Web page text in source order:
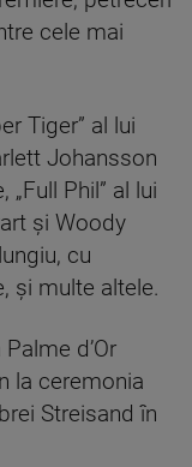
cele mai
Tiger” al lui
Johansson
Phil” al lui
și Woody
cu
și multe altele.
d’Or
la ceremonia
Streisand în